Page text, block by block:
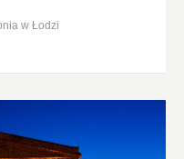
w Łodzi